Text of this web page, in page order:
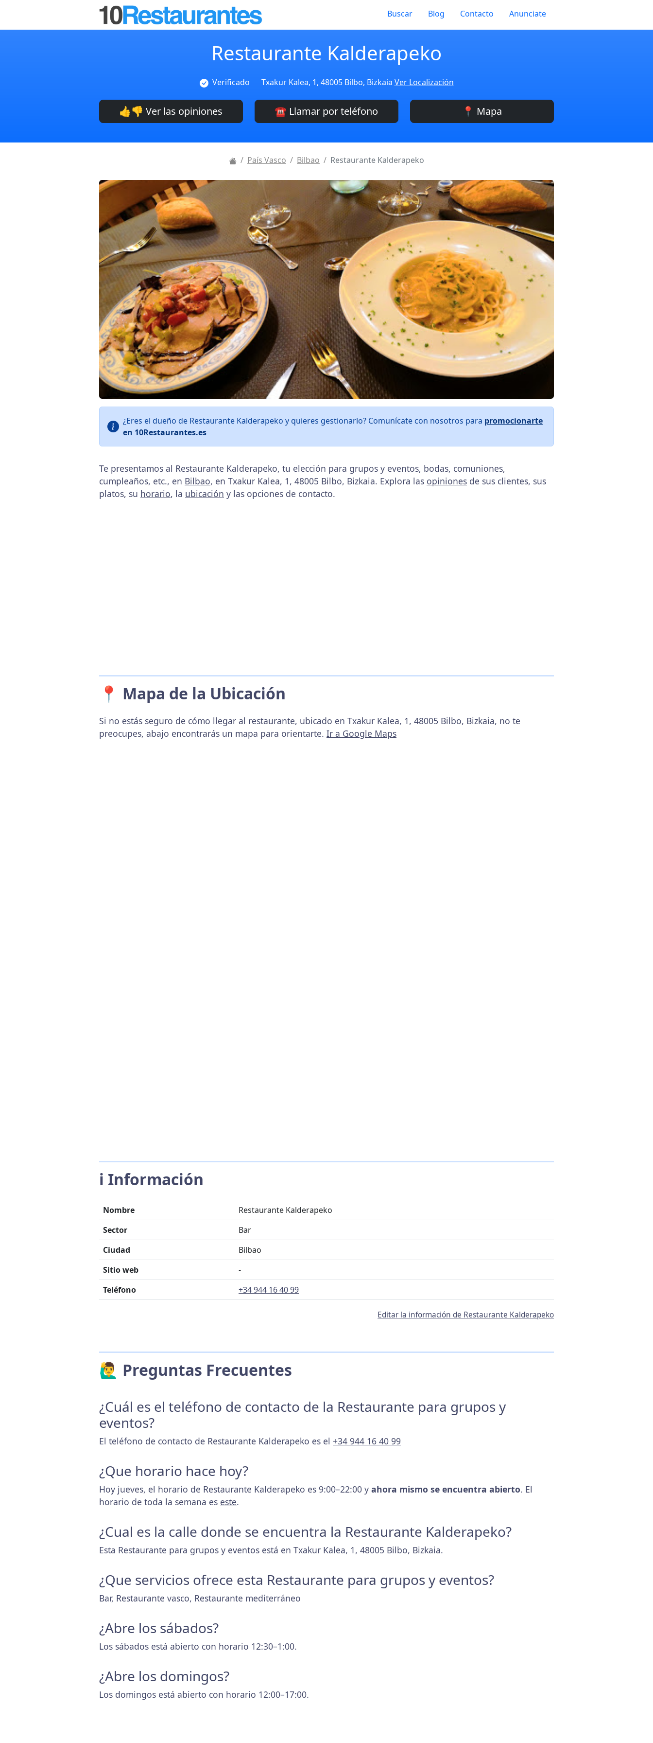
Buscar Blog Contacto Anunciate
Restaurante Kalderapeko
Verificado Txakur Kalea, 1, 48005 Bilbo, Bizkaia Ver Localización
👍👎 Ver las opiniones ☎️ Llamar por teléfono 📍 Mapa
País Vasco Bilbao Restaurante Kalderapeko
¿Eres el dueño de Restaurante Kalderapeko y quieres gestionarlo? Comunícate con nosotros para promocionarte
en 10Restaurantes.es
Te presentamos al Restaurante Kalderapeko, tu elección para grupos y eventos, bodas, comuniones,
cumpleaños, etc., en Bilbao, en Txakur Kalea, 1, 48005 Bilbo, Bizkaia. Explora las opiniones de sus clientes, sus
platos, su horario, la ubicación y las opciones de contacto.
📍 Mapa de la Ubicación
Si no estás seguro de cómo llegar al restaurante, ubicado en Txakur Kalea, 1, 48005 Bilbo, Bizkaia, no te
preocupes, abajo encontrarás un mapa para orientarte. Ir a Google Maps
ℹ️ Información
Nombre
Restaurante Kalderapeko
Sector
Bar
Ciudad
Bilbao
Sitio web
-
Teléfono
+34 944 16 40 99
Editar la información de Restaurante Kalderapeko
🙋‍♂️ Preguntas Frecuentes
¿Cuál es el teléfono de contacto de la Restaurante para grupos y
eventos?
El teléfono de contacto de Restaurante Kalderapeko es el +34 944 16 40 99
¿Que horario hace hoy?
Hoy jueves, el horario de Restaurante Kalderapeko es 9:00–22:00 y ahora mismo se encuentra abierto. El
horario de toda la semana es este.
¿Cual es la calle donde se encuentra la Restaurante Kalderapeko?
Esta Restaurante para grupos y eventos está en Txakur Kalea, 1, 48005 Bilbo, Bizkaia.
¿Que servicios ofrece esta Restaurante para grupos y eventos?
Bar, Restaurante vasco, Restaurante mediterráneo
¿Abre los sábados?
Los sábados está abierto con horario 12:30–1:00.
¿Abre los domingos?
Los domingos está abierto con horario 12:00–17:00.